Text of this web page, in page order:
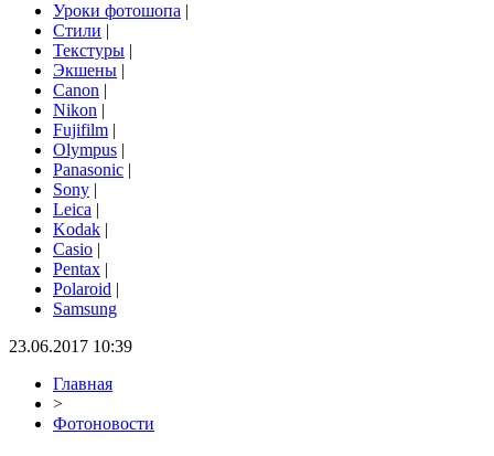
Уроки фотошопа |
Стили |
Текстуры |
Экшены |
Canon |
Nikon |
Fujifilm |
Olympus |
Panasonic |
Sony |
Leica |
Kodak |
Casio |
Pentax |
Polaroid |
Samsung
23.06.2017 10:39
Главная
>
Фотоновости